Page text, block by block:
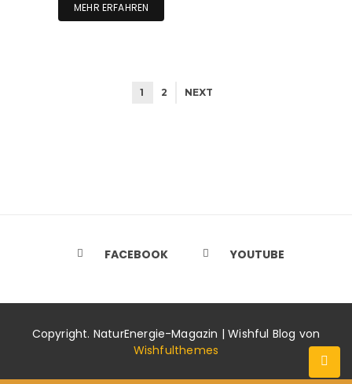
MEHR ERFAHREN
1 2 NEXT
FACEBOOK YOUTUBE
Copyright. NaturEnergie-Magazin | Wishful Blog von
Wishfulthemes